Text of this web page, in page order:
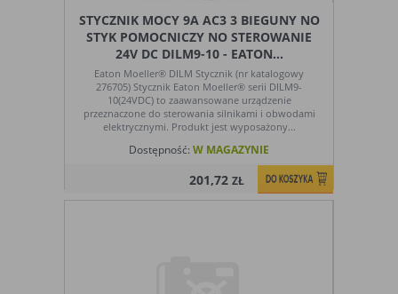
Ograniczenie stosowania plików „cookies”, może wpłynąć
na niektóre funkcjonalności dostępne na stronie
STYCZNIK MOCY 9A AC3 3 BIEGUNY NO
STYK POMOCNICZY NO STEROWANIE
24V DC DILM9-10 - EATON...
Eaton Moeller® DILM Stycznik (nr katalogowy
276705) Stycznik Eaton Moeller® serii DILM9-
10(24VDC) to zaawansowane urządzenie
przeznaczone do sterowania silnikami i obwodami
elektrycznymi. Produkt jest wyposażony...
Dostępność: W MAGAZYNIE
201,72ZŁ